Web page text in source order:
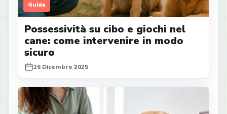
Guida
Possessività su cibo e giochi nel
cane: come intervenire in modo
sicuro
26 Dicembre 2025